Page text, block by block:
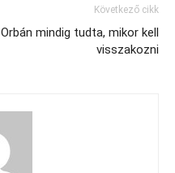
Következő cikk
Orbán mindig tudta, mikor kell
visszakozni